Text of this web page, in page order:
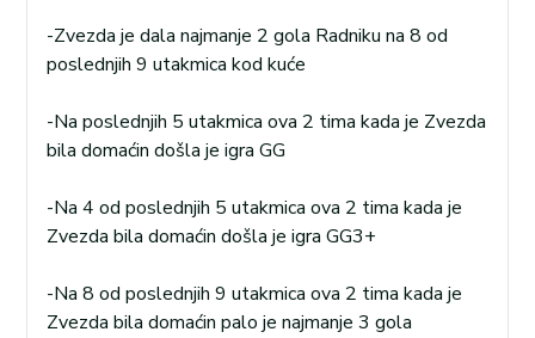
-Zvezda je dala najmanje 2 gola Radniku na 8 od
poslednjih 9 utakmica kod kuće
-Na poslednjih 5 utakmica ova 2 tima kada je Zvezda
bila domaćin došla je igra GG
-Na 4 od poslednjih 5 utakmica ova 2 tima kada je
Zvezda bila domaćin došla je igra GG3+
-Na 8 od poslednjih 9 utakmica ova 2 tima kada je
Zvezda bila domaćin palo je najmanje 3 gola